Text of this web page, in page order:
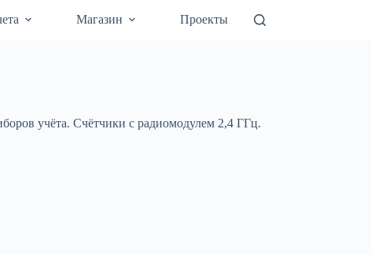
Магазин Проекты
учёта. Счётчики с радиомодулем 2,4 ГГц.